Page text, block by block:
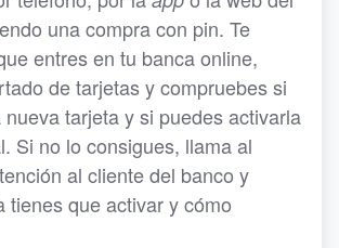
una compra con pin. Te
entres en tu banca online,
de tarjetas y compruebes si
tarjeta y si puedes activarla
Si no lo consigues, llama al
al cliente del banco y
tienes que activar y cómo